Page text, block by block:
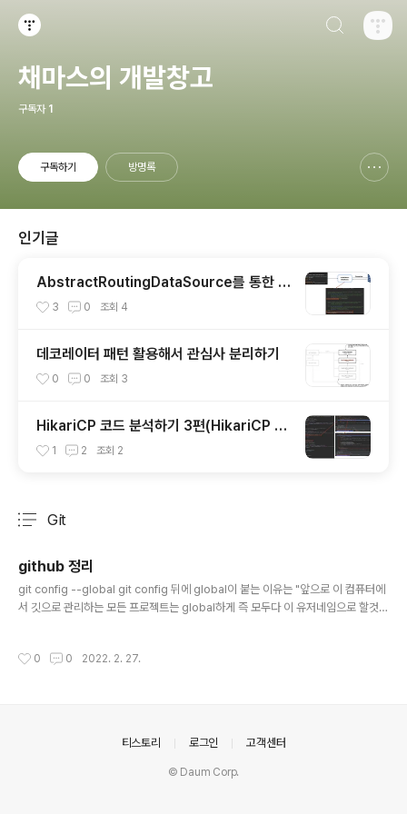
채마스의 개발창고
구독자 1
구독하기 방명록
인기글
AbstractRoutingDataSource를 통한 M
ulti-DataSource 구현
3 0 조회 4
데코레이터 패턴 활용해서 관심사 분리하기
0 0 조회 3
HikariCP 코드 분석하기 3편(HikariCP 커
넥션 풀 초기화 과정 디버깅)
1 2 조회 2
Git
github 정리
git config --global git config 뒤에 global이 붙는 이유는 "앞으로 이 컴퓨터에
서 깃으로 관리하는 모든 프로젝트는 global하게 즉 모두다 이 유저네임으로 할것이
one을 받으면 --> .git파일까지 생성된다. git add . 비유 : 찍은 사진찍을 사람들을
0 0 2022. 2. 27.
티스토리 로그인 고객센터
© Daum Corp.